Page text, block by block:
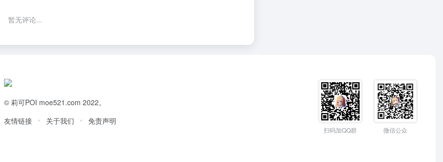
暂无评论...
© 莉可POI moe521.com 2022。
友情链接
关于我们 免责声明
扫码加QQ群 微信公众